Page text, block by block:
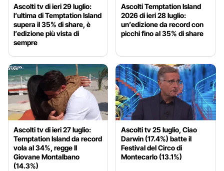
Ascolti tv di ieri 29 luglio:
l’ultima di Temptation Island
supera il 35% di share, è
l’edizione più vista di
sempre
Ascolti Temptation Island
2026 di ieri 28 luglio:
un’edizione da record con
picchi fino al 35% di share
Ascolti tv di ieri 27 luglio:
Temptation Island da record
vola al 34%, regge Il
Giovane Montalbano
(14.3%)
Ascolti tv 25 luglio, Ciao
Darwin (17.4%) batte il
Festival del Circo di
Montecarlo (13.1%)